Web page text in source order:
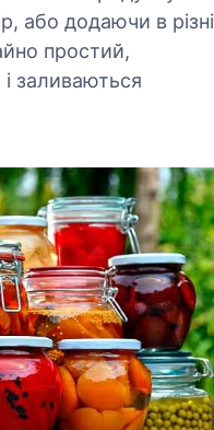
або додаючи в різні
простий,
заливаються